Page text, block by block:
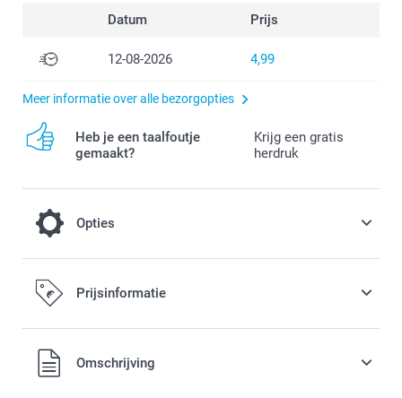
Datum Prijs
12-08-2026 4,99
Meer informatie over alle bezorgopties
Heb je een taalfoutje
gemaakt?
Krijg een gratis
herdruk
Opties
Vul je doosjes met lekkere snoepjes
14,99 / stuk
Deel je doosjes gevuld met heerlijke en zoete snoepjes uit.
Prijsinformatie
Alle prijzen zijn in EURO (€) inclusief BTW en exclusief
verzendkosten.Omschrijving